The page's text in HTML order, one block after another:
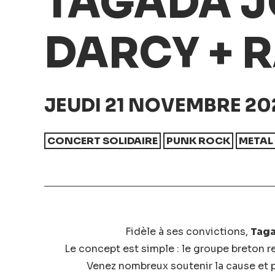
DARCY +
JEUDI 21 NOVEMBRE
CONCERT SOLIDAIRE PUNK ROCK METAL
Fidèle à ses convictions,
Le concept est simple : le groupe breton
Venez nombreux soutenir la cause